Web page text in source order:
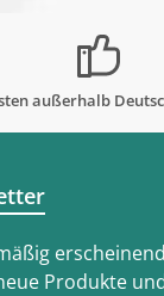
außerhalb
Produkte